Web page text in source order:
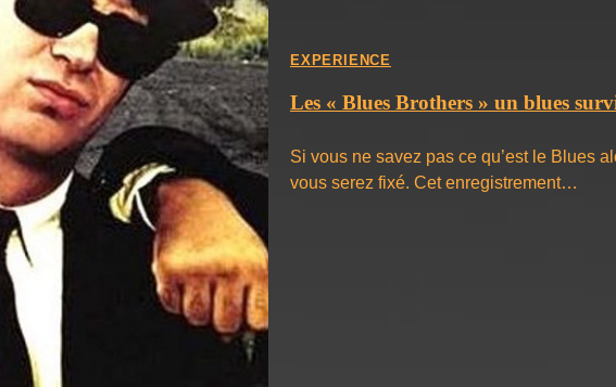
EXPERIENCE
Les « Blues Brothers » un blues
Si vous ne savez pas ce qu’est le Blues
vous serez fixé. Cet enregistrement…